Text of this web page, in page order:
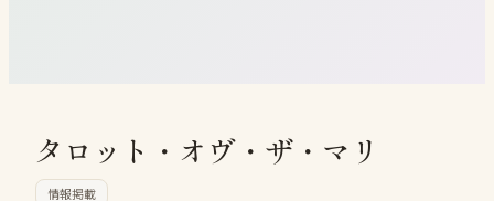
タロット・オヴ・ザ・マリ
情報掲載